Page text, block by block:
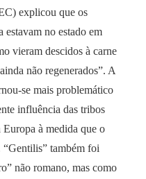
explicou que os
estavam no estado em
vieram descidos à carne
não regenerados”. A
se mais problemático
influência das tribos
Europa à medida que o
também foi
não romano, mas como